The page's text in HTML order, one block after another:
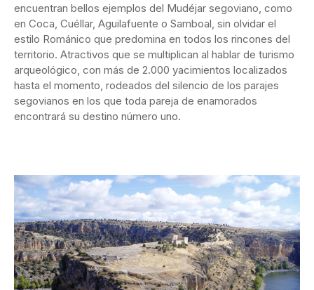
encuentran bellos ejemplos del Mudéjar segoviano, como
en Coca, Cuéllar, Aguilafuente o Samboal, sin olvidar el
estilo Románico que predomina en todos los rincones del
territorio. Atractivos que se multiplican al hablar de turismo
arqueológico, con más de 2.000 yacimientos localizados
hasta el momento, rodeados del silencio de los parajes
segovianos en los que toda pareja de enamorados
encontrará su destino número uno.